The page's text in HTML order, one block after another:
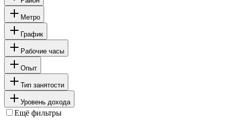
Метро
График
Рабочие часы
Опыт
Тип занятости
Уровень дохода
Ещё фильтры